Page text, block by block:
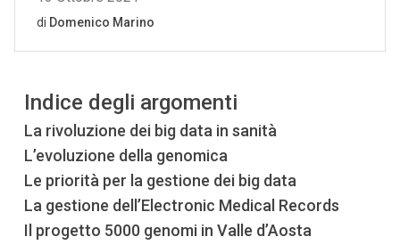
Indice degli argomenti
La rivoluzione dei big data in sanità
L’evoluzione della genomica
Le priorità per la gestione dei big data
La gestione dell’Electronic Medical Records
Il progetto 5000 genomi in Valle d’Aosta